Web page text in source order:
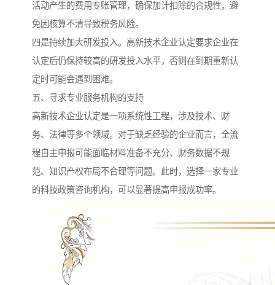
活动产生的费用专账管理，确保加计扣除的合规性，避
免因核算不清导致税务风险。
四是持续加大研发投入。高新技术企业认定要求企业在
认定后仍保持较高的研发投入水平，否则在到期重新认
定时可能会遇到困难。
五、寻求专业服务机构的支持
高新技术企业认定是一项系统性工程，涉及技术、财
务、法律等多个领域。对于缺乏经验的企业而言，全流
程自主申报可能面临材料准备不充分、财务数据不规
范、知识产权布局不合理等问题。此时，选择一家专业
的科技政策咨询机构，可以显著提高申报成功率。